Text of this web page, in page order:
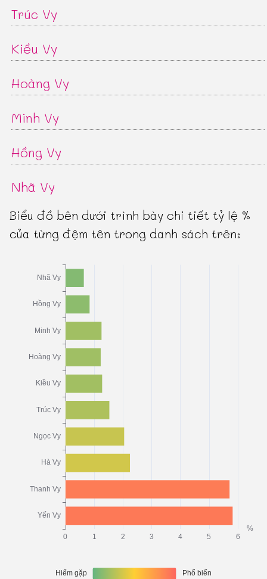
Trúc Vy
Kiều Vy
Hoàng Vy
Minh Vy
Hồng Vy
Nhã Vy
Biểu đồ bên dưới trình bày chi tiết tỷ lệ %
của từng đệm tên trong danh sách trên: